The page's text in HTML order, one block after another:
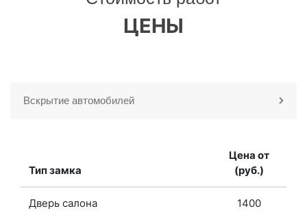
ЦЕНЫ
Вскрытие автомобилей
Тип замка
Цена от
(руб.)
Дверь салона 1400